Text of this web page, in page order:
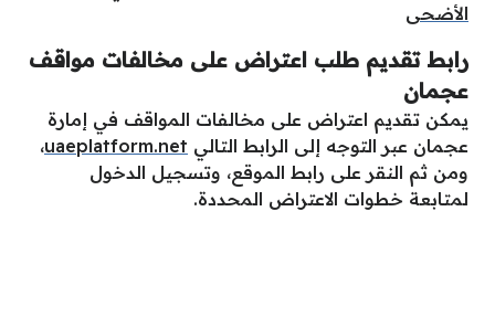
الأضحى
رابط تقديم طلب اعتراض على مخالفات مواقف
عجمان
يمكن تقديم اعتراض على مخالفات المواقف في إمارة
عجمان عبر التوجه إلى الرابط التالي uaeplatform.net،
ومن ثم النقر على رابط الموقع، وتسجيل الدخول
لمتابعة خطوات الاعتراض المحددة.